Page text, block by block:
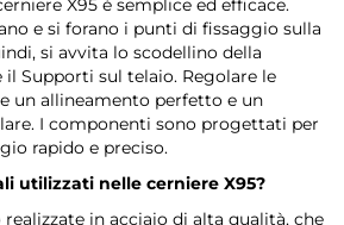
X95 è semplice ed efficace.
e si forano i punti di fissaggio sulla
si avvita lo scodellino della
il Supporti sul telaio. Regolare le
un allineamento perfetto e un
I componenti sono progettati per
rapido e preciso.
utilizzati nelle cerniere X95?
realizzate in acciaio di alta qualità, che